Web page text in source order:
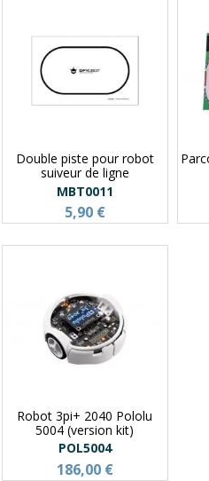
Double piste pour robot
suiveur de ligne
MBT0011
5,90 €
Robot 3pi+ 2040 Pololu
5004 (version kit)
POL5004
186,00 €